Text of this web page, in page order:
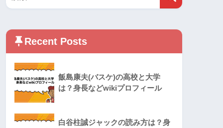
Recent Posts
飯島康夫(バスケ)の高校と大学
は？身長などwikiプロフィール
白谷柱誠ジャックの読み方は？身